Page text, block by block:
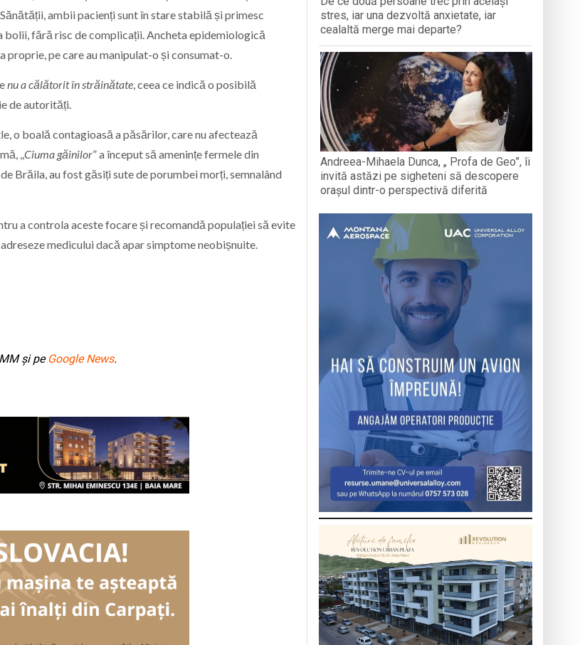
ambii pacienți sunt în stare stabilă și primesc
fără risc de complicații. Ancheta epidemiologică
pe care au manipulat-o și consumat-o.
nu a călătorit în străinătate, ceea ce indică o posibilă
de autorități.
o boală contagioasă a păsărilor, care nu afectează
,,Ciuma găinilor” a început să amenințe fermele din
Brăila, au fost găsiți sute de porumbei morți, semnalând
a controla aceste focare și recomandă populației să evite
medicului dacă apar simptome neobișnuite.
și pe Google News.
stres, iar una dezvoltă anxietate, iar
cealaltă merge mai departe?
Andreea-Mihaela Dunca, „ Profa de Geo”, îi
invită astăzi pe sigheteni să descopere
orașul dintr-o perspectivă diferită